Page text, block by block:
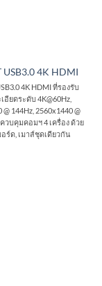
USB3.0 4K HDMI
4K HDMI ที่รองรับ
อียดระดับ 4K@60Hz,
@ 144Hz, 2560x1440 @
วบคุมคอมฯ 4 เครื่อง ด้วย
ร์ด, เมาส์ชุดเดียวกัน